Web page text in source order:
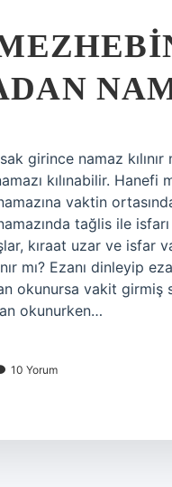
girince namaz kılınır
kılınabilir. Hanefi
vaktin
tağlis ile
kıraat uzar ve isfar
mı? Ezanı dinleyip
okunursa vakit girmiş
okunurken…
10 Yorum